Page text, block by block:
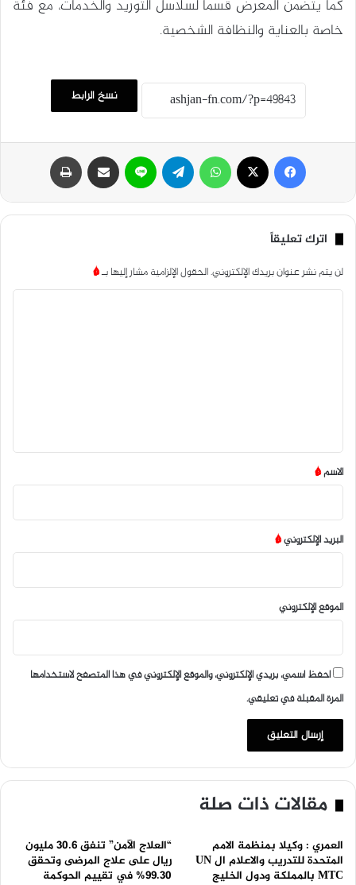
كما يتضمن المعرض قسمًا لسلاسل التوريد والخدمات، مع فئة
خاصة بالعناية والنظافة الشخصية.
نسخ الرابط
اترك تعليقاً
لن يتم نشر عنوان بريدك الإلكتروني.الحقول الإلزامية مشار إليها بـ*
*
الاسم*
البريد الإلكتروني*
الموقع الإلكتروني
احفظ اسمي، بريدي الإلكتروني، والموقع الإلكتروني في هذا المتصفح لاستخدامها
المرة المقبلة في تعليقي.
مقالات ذات صلة
العمري : وكيلا بمنظمة الامم
المتحدة للتدريب والاعلام ال UN
MTC بالمملكة ودول الخليج
“العلاج الآمن” تنفق 30.6 مليون
ريال على علاج المرضى وتحقق
99.30% في تقييم الحوكمة